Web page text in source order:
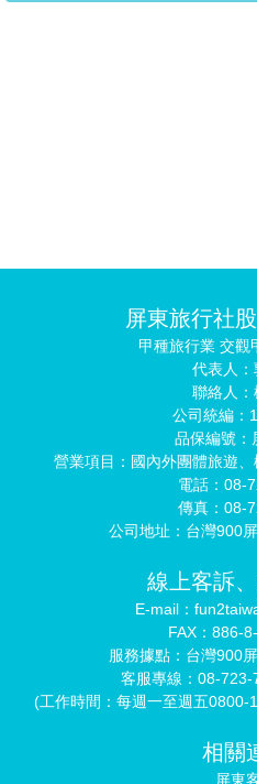
屏東旅行社
甲種旅行業 交觀
代表人
聯絡人：
公司統編：
品保編號：
營業項目：國內外團體旅遊
電話：08-
傳真：08-
公司地址：台灣900
線上客訴
E-mail：
FAX：886-
服務據點：台灣900
客服專線：08-
(工作時間：每週一至週五0800-
相關
屏東